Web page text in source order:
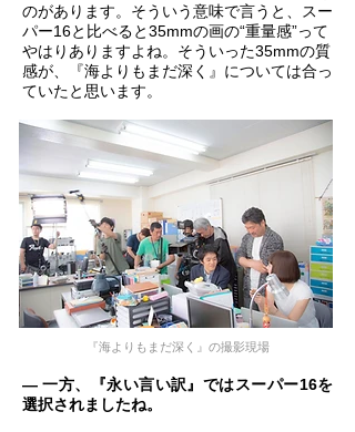
のがあります。そういう意味で言うと、スー
パー16と比べると35mmの画の“重量感”って
やはりありますよね。そういった35mmの質
感が、『海よりもまだ深く』については合っ
ていたと思います。
『海よりもまだ深く』の撮影現場
― 一方、『永い言い訳』ではスーパー16を
選択されましたね。